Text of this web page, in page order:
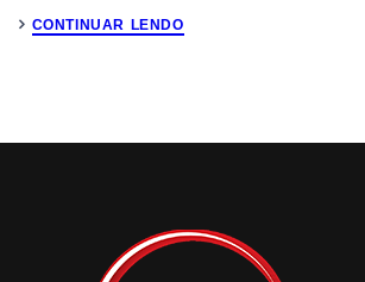
CONTINUAR LENDO